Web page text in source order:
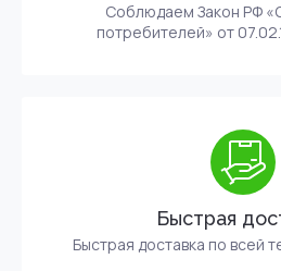
Соблюдаем Закон РФ
потребителей» от
Быстрая
Быстрая доставка по всей